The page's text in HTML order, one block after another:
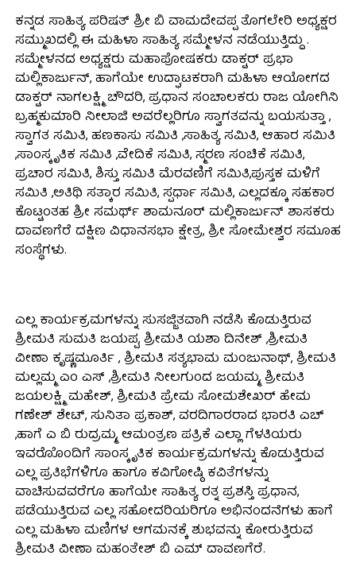
ಕನ್ನಡ ಸಾಹಿತ್ಯ ಪರಿಷತ್ ಶ್ರೀ ಬಿ ವಾಮದೇವಪ್ಪ ತೊಗಲೇರಿ ಅಧ್ಯಕ್ಷರ
ಸಮ್ಮುಖದಲ್ಲಿ ಈ ಮಹಿಳಾ ಸಾಹಿತ್ಯ ಸಮ್ಮೇಳನ ನಡೆಯುತ್ತಿದ್ದು .
ಸಮ್ಮೇಳನದ ಅಧ್ಯಕ್ಷರು ಮಹಾಪೋಷಕರು ಡಾಕ್ಟರ್ ಪ್ರಭಾ
ಮಲ್ಲಿಕಾರ್ಜುನ್, ಹಾಗೆಯೇ ಉದ್ಘಾಟಕರಾಗಿ ಮಹಿಳಾ ಆಯೋಗದ
ಡಾಕ್ಟರ್ ನಾಗಲಕ್ಷ್ಮಿ ಚೌದರಿ, ಪ್ರಧಾನ ಸಂಚಾಲಕರು ರಾಜ ಯೋಗಿನಿ
ಬ್ರಹ್ಮಕುಮಾರಿ ನೀಲಾಜಿ ಅವರೆಲ್ಲರಿಗೂ ಸ್ವಾಗತವನ್ನು ಬಯಸುತ್ತಾ ,
ಸ್ವಾಗತ ಸಮಿತಿ, ಹಣಕಾಸು ಸಮಿತಿ ,ಸಾಹಿತ್ಯ ಸಮಿತಿ, ಆಹಾರ ಸಮಿತಿ
,ಸಾಂಸ್ಕೃತಿಕ ಸಮಿತಿ ,ವೇದಿಕೆ ಸಮಿತಿ, ಸ್ಮರಣ ಸಂಚಿಕೆ ಸಮಿತಿ,
ಪ್ರಚಾರ ಸಮಿತಿ, ಶಿಸ್ತು ಸಮಿತಿ ಮೆರವಣಿಗೆ ಸಮಿತಿ,ಪುಸ್ತಕ ಮಳಿಗೆ
ಸಮಿತಿ ,ಅತಿಥಿ ಸತ್ಕಾರ ಸಮಿತಿ, ಸ್ಪರ್ಧಾ ಸಮಿತಿ, ಎಲ್ಲದಕ್ಕೂ ಸಹಕಾರ
ಕೊಟ್ಟಂತಹ ಶ್ರೀ ಸಮರ್ಥ್ ಶಾಮನೂರ್ ಮಲ್ಲಿಕಾರ್ಜುನ್ ಶಾಸಕರು
ದಾವಣಗೆರೆ ದಕ್ಷಿಣ ವಿಧಾನಸಭಾ ಕ್ಷೇತ್ರ, ಶ್ರೀ ಸೋಮೇಶ್ವರ ಸಮೂಹ
ಸಂಸ್ಥೆಗಳು.
ಎಲ್ಲ ಕಾರ್ಯಕ್ರಮಗಳನ್ನು ಸುಸಜ್ಜಿತವಾಗಿ ನಡೆಸಿ ಕೊಡುತ್ತಿರುವ
ಶ್ರೀಮತಿ ಸುಮತಿ ಜಯಪ್ಪ, ಶ್ರೀಮತಿ ಯಶಾ ದಿನೇಶ್ ,ಶ್ರೀಮತಿ
ವೀಣಾ ಕೃಷ್ಣಮೂರ್ತಿ , ಶ್ರೀಮತಿ ಸತ್ಯಭಾಮ ಮಂಜುನಾಥ್, ಶ್ರೀಮತಿ
ಮಲ್ಲಮ್ಮ ಎಂ ಎಸ್ ,ಶ್ರೀಮತಿ ನೀಲಗುಂದ ಜಯಮ್ಮ, ಶ್ರೀಮತಿ
ಜಯಲಕ್ಷ್ಮಿ ಮಹೇಶ್, ಶ್ರೀಮತಿ ಪ್ರೇಮ ಸೋಮಶೇಖರ್ ಹೇಮ
ಗಣೇಶ್ ಶೇಟ್, ಸುನಿತಾ ಪ್ರಕಾಶ್, ವರದಿಗಾರರಾದ ಭಾರತಿ ಎಚ್
,ಹಾಗೆ ಎ ಬಿ ರುದ್ರಮ್ಮ, ಆಮಂತ್ರಣ ಪತ್ರಿಕೆ ಎಲ್ಲಾ ಗೆಳತಿಯರು
ಇವರೊೊಂದಿಗೆ ಸಾಂಸ್ಕೃತಿಕ ಕಾರ್ಯಕ್ರಮಗಳನ್ನು ಕೊಡುತ್ತಿರುವ
ಎಲ್ಲ ಪ್ರತಿಭೆಗಳಿಗೂ ಹಾಗೂ ಕವಿಗೋಷ್ಠಿ ಕವಿತೆಗಳನ್ನು
ವಾಚಿಸುವವರೆಗೂ ಹಾಗೆಯೇ ಸಾಹಿತ್ಯ ರತ್ನ ಪ್ರಶಸ್ತಿ ಪ್ರಧಾನ,
ಪಡೆಯುತ್ತಿರುವ ಎಲ್ಲ ಸಹೋದರಿಯರಿಗೂ ಅಭಿನಂದನೆಗಳು ಹಾಗೆ
ಎಲ್ಲ ಮಹಿಳಾ ಮಣಿಗಳ ಆಗಮನಕ್ಕೆ ಶುಭವನ್ನು ಕೋರುತ್ತಿರುವ
ಶ್ರೀಮತಿ ವೀಣಾ ಮಹಂತೇಶ್ ಬಿ ಎಮ್ ದಾವಣಗೆರೆ.